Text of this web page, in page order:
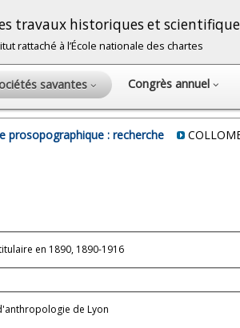
travaux historiques et
rattaché à l’École nationale des chartes
savantes Congrès annuel
prosopographique : recherche
en 1890, 1890-1916
de Lyon